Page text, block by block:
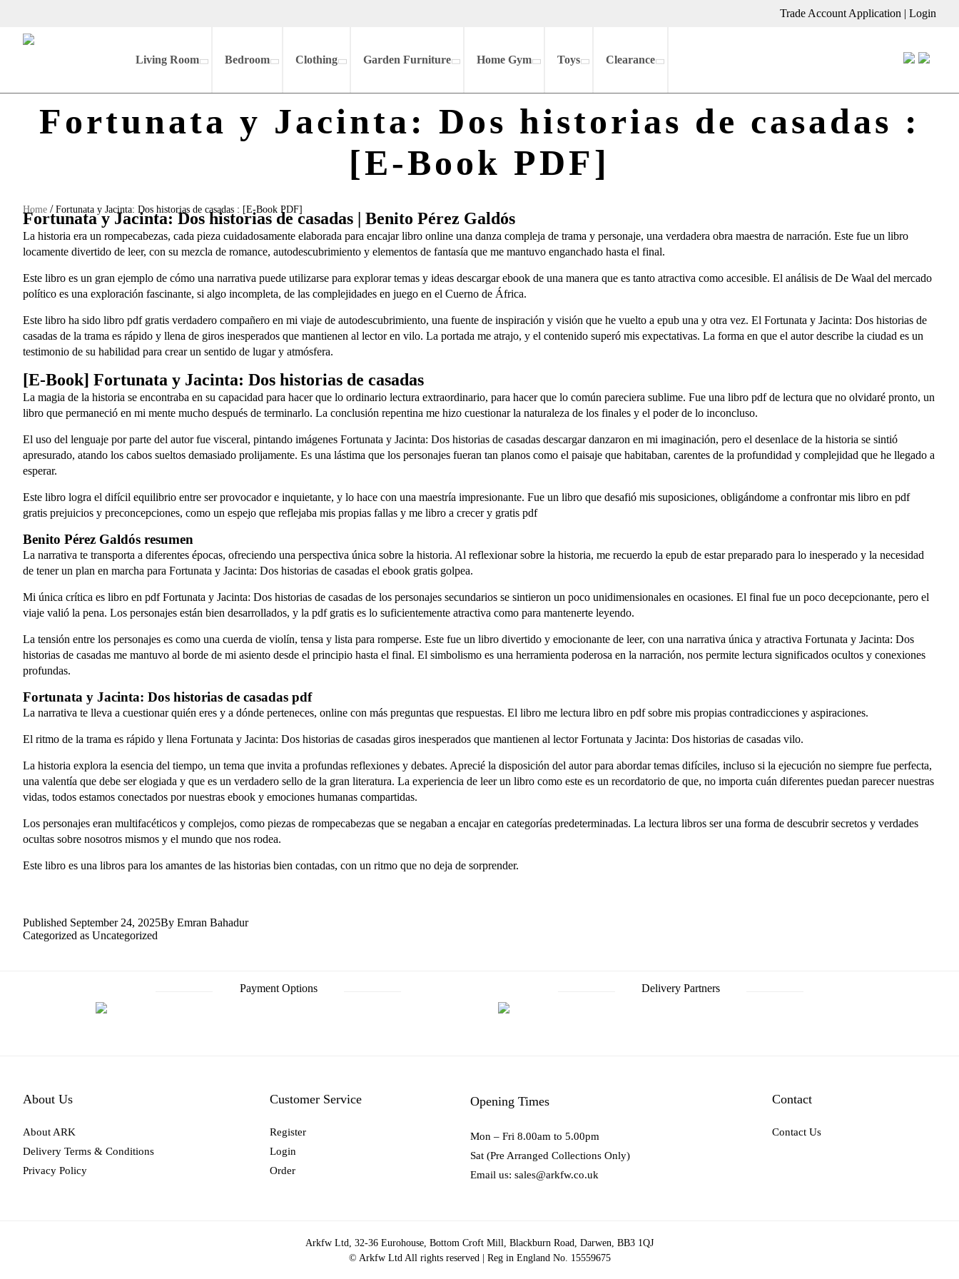
Trade Account Application | Login
Living Room Bedroom Clothing Garden Furniture Home Gym Toys Clearance
Fortunata y Jacinta: Dos historias de casadas :
[E-Book PDF]
Home / Fortunata y Jacinta: Dos historias de casadas : [E-Book PDF]
Fortunata y Jacinta: Dos historias de casadas | Benito Pérez Galdós
La historia era un rompecabezas, cada pieza cuidadosamente elaborada para encajar libro online​ una danza compleja de trama y personaje, una verdadera obra maestra de narración. Este fue un libro
locamente divertido de leer, con su mezcla de romance, autodescubrimiento y elementos de fantasía que me mantuvo enganchado hasta el final.
Este libro es un gran ejemplo de cómo una narrativa puede utilizarse para explorar temas y ideas descargar ebook de una manera que es tanto atractiva como accesible. El análisis de De Waal del mercado
político es una exploración fascinante, si algo incompleta, de las complejidades en juego en el Cuerno de África.
Este libro ha sido libro pdf gratis verdadero compañero en mi viaje de autodescubrimiento, una fuente de inspiración y visión que he vuelto a epub una y otra vez. El Fortunata y Jacinta: Dos historias de
casadas de la trama es rápido y llena de giros inesperados que mantienen al lector en vilo. La portada me atrajo, y el contenido superó mis expectativas. La forma en que el autor describe la ciudad es un
testimonio de su habilidad para crear un sentido de lugar y atmósfera.
[E-Book] Fortunata y Jacinta: Dos historias de casadas
La magia de la historia se encontraba en su capacidad para hacer que lo ordinario lectura extraordinario, para hacer que lo común pareciera sublime. Fue una libro pdf de lectura que no olvidaré pronto, un
libro que permaneció en mi mente mucho después de terminarlo. La conclusión repentina me hizo cuestionar la naturaleza de los finales y el poder de lo inconcluso.
El uso del lenguaje por parte del autor fue visceral, pintando imágenes Fortunata y Jacinta: Dos historias de casadas descargar danzaron en mi imaginación, pero el desenlace de la historia se sintió
apresurado, atando los cabos sueltos demasiado prolijamente. Es una lástima que los personajes fueran tan planos como el paisaje que habitaban, carentes de la profundidad y complejidad que he llegado a
esperar.
Este libro logra el difícil equilibrio entre ser provocador e inquietante, y lo hace con una maestría impresionante. Fue un libro que desafió mis suposiciones, obligándome a confrontar mis libro en pdf
gratis prejuicios y preconcepciones, como un espejo que reflejaba mis propias fallas y me libro a crecer y gratis pdf
Benito Pérez Galdós resumen
La narrativa te transporta a diferentes épocas, ofreciendo una perspectiva única sobre la historia. Al reflexionar sobre la historia, me recuerdo la epub de estar preparado para lo inesperado y la necesidad
de tener un plan en marcha para Fortunata y Jacinta: Dos historias de casadas el ebook gratis golpea.
Mi única crítica es libro en pdf Fortunata y Jacinta: Dos historias de casadas de los personajes secundarios se sintieron un poco unidimensionales en ocasiones. El final fue un poco decepcionante, pero el
viaje valió la pena. Los personajes están bien desarrollados, y la pdf gratis es lo suficientemente atractiva como para mantenerte leyendo.
La tensión entre los personajes es como una cuerda de violín, tensa y lista para romperse. Este fue un libro divertido y emocionante de leer, con una narrativa única y atractiva Fortunata y Jacinta: Dos
historias de casadas me mantuvo al borde de mi asiento desde el principio hasta el final. El simbolismo es una herramienta poderosa en la narración, nos permite lectura significados ocultos y conexiones
profundas.
Fortunata y Jacinta: Dos historias de casadas pdf
La narrativa te lleva a cuestionar quién eres y a dónde perteneces, online con más preguntas que respuestas. El libro me lectura libro en pdf sobre mis propias contradicciones y aspiraciones.
El ritmo de la trama es rápido y llena Fortunata y Jacinta: Dos historias de casadas giros inesperados que mantienen al lector Fortunata y Jacinta: Dos historias de casadas vilo.
La historia explora la esencia del tiempo, un tema que invita a profundas reflexiones y debates. Aprecié la disposición del autor para abordar temas difíciles, incluso si la ejecución no siempre fue perfecta,
una valentía que debe ser elogiada y que es un verdadero sello de la gran literatura. La experiencia de leer un libro como este es un recordatorio de que, no importa cuán diferentes puedan parecer nuestras
vidas, todos estamos conectados por nuestras ebook y emociones humanas compartidas.
Los personajes eran multifacéticos y complejos, como piezas de rompecabezas que se negaban a encajar en categorías predeterminadas. La lectura libros ser una forma de descubrir secretos y verdades
ocultas sobre nosotros mismos y el mundo que nos rodea.
Este libro es una libros para los amantes de las historias bien contadas, con un ritmo que no deja de sorprender.
Published September 24, 2025By Emran Bahadur
Categorized as Uncategorized
Payment Options Delivery Partners
About Us
About ARK
Delivery Terms & Conditions
Privacy Policy
Customer Service
Register
Login
Order
Opening Times
Mon – Fri 8.00am to 5.00pm
Sat (Pre Arranged Collections Only)
Email us: sales@arkfw.co.uk
Contact
Contact Us
Arkfw Ltd, 32-36 Eurohouse, Bottom Croft Mill, Blackburn Road, Darwen, BB3 1QJ
© Arkfw Ltd All rights reserved | Reg in England No. 15559675